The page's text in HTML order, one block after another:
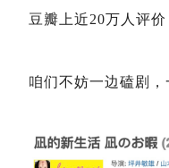
豆瓣上近20万人评价
咱们不妨一边磕剧